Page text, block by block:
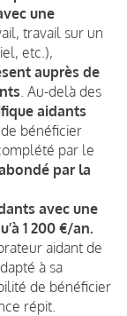
une
travail sur un
etc.),
auprès de
. Au-delà des
aidants
bénéficier
par le
par la
avec une
1 200 €/an.
aidant de
à sa
de bénéficier
répit.